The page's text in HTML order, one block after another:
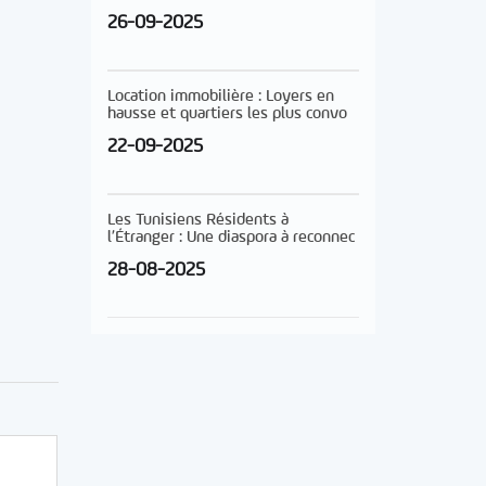
26-09-2025
Location immobilière : Loyers en
hausse et quartiers les plus convo
22-09-2025
Les Tunisiens Résidents à
l’Étranger : Une diaspora à reconnec
28-08-2025